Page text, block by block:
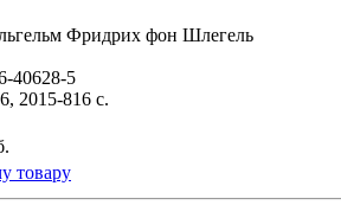
Фридрих фон Шлегель
40628-5
2015-816 с.
товару